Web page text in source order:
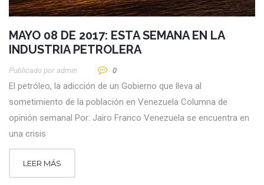
MAYO 08 DE 2017: ESTA SEMANA EN LA
INDUSTRIA PETROLERA
Publicado por Admin 0
El petróleo, la adicción de un Gobierno que lleva al
sometimiento de la población en Venezuela Columna de
opinión semanal Por: Jairo Franco Venezuela se encuentra en
una crisis
LEER MÁS